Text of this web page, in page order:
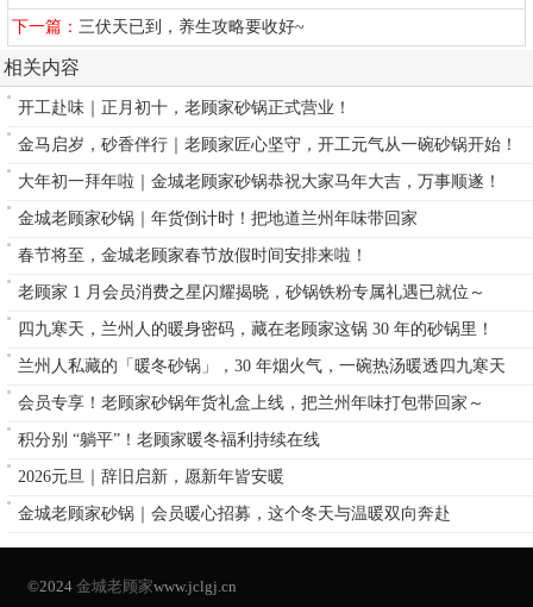
下一篇： 三伏天已到，养生攻略要收好~
相关内容
开工赴味｜正月初十，老顾家砂锅正式营业！
金马启岁，砂香伴行｜老顾家匠心坚守，开工元气从一碗砂锅开始！
大年初一拜年啦｜金城老顾家砂锅恭祝大家马年大吉，万事顺遂！
金城老顾家砂锅｜年货倒计时！把地道兰州年味带回家
春节将至，金城老顾家春节放假时间安排来啦！
老顾家 1 月会员消费之星闪耀揭晓，砂锅铁粉专属礼遇已就位～
四九寒天，兰州人的暖身密码，藏在老顾家这锅 30 年的砂锅里！
兰州人私藏的「暖冬砂锅」，30 年烟火气，一碗热汤暖透四九寒天
会员专享！老顾家砂锅年货礼盒上线，把兰州年味打包带回家～
积分别 “躺平”！老顾家暖冬福利持续在线
2026元旦｜辞旧启新，愿新年皆安暖
金城老顾家砂锅｜会员暖心招募，这个冬天与温暖双向奔赴
©2024金城老顾家www.jclgj.cn